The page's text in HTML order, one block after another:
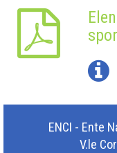
ENCI - Ente
V.le